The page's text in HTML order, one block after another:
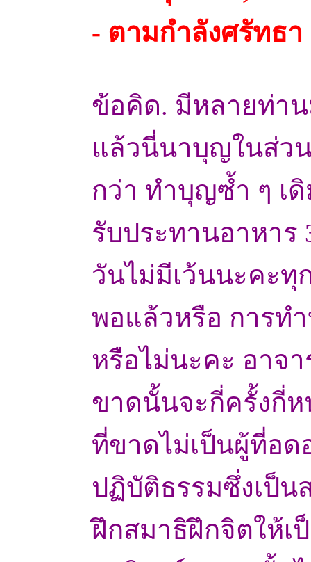
- ตามกำลังศรัทธา
ข้อคิด. มีหลายท่า
แล้วนี่นาบุญในส่ว
กว่า ทำบุญซ้ำ ๆ เ
รับประทานอาหาร
วันไม่มีเว้นนะคะทุ
พอแล้วหรือ การท
หรือไม่นะคะ อาจ
ขาดนั้นจะกี่ครั้งกี่ห
ที่ขาดไม่เป็นผู้ที่อ
ปฏิบัติธรรมซึ่งเป็น
ฝึกสมาธิฝึกจิตให้